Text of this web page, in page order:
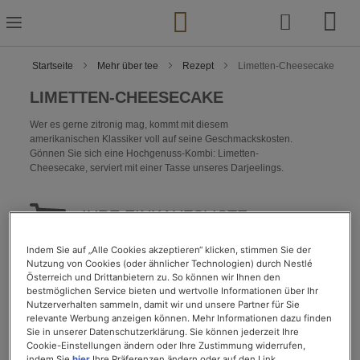
Inhalt
springen
Startseite Mehr über tee Rezept Limetten-Cheesecake
LIMETTEN-CHEESECAKE
Wer es gerne zitronig mag, kommt mit diesem
amerikanischen Klassiker voll auf seine Geschmackskosten.
Gönnen Sie sich eine Hochgenuss-Kombi: Limetten-
Cheesecake, serviert mit einer Tasse unseres Darjeelings.
IHRE EINKAUFSLISTE :
25 Salzcracker (z. B. TUC), ca. 100 g
2 Limetten
250 g Ricotta
100 g Quark
50 g Mehl
3 Eier, getrennt
90 g Butter
Indem Sie auf „Alle Cookies akzeptieren“ klicken, stimmen Sie der
Nutzung von Cookies (oder ähnlicher Technologien) durch Nestlé
Österreich und Drittanbietern zu. So können wir Ihnen den
bestmöglichen Service bieten und wertvolle Informationen über Ihr
Nutzerverhalten sammeln, damit wir und unsere Partner für Sie
relevante Werbung anzeigen können. Mehr Informationen dazu finden
Sie in unserer Datenschutzerklärung. Sie können jederzeit Ihre
Cookie-Einstellungen ändern oder Ihre Zustimmung widerrufen,